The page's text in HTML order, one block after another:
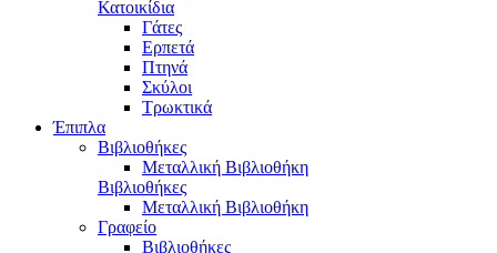
Κατοικίδια
Γάτες
Ερπετά
Πτηνά
Σκύλοι
Τρωκτικά
Έπιπλα
Βιβλιοθήκες
Μεταλλική Βιβλιοθήκη
Βιβλιοθήκες
Μεταλλική Βιβλιοθήκη
Γραφείο
Βιβλιοθήκες